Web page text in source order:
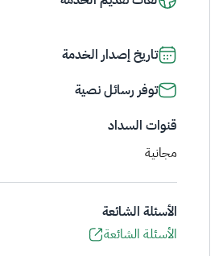
تاريخ إصدار الخدمة
توفر رسائل نصية
قنوات السداد
مجانية
الأسئلة الشائعة
الأسئلة الشائعة